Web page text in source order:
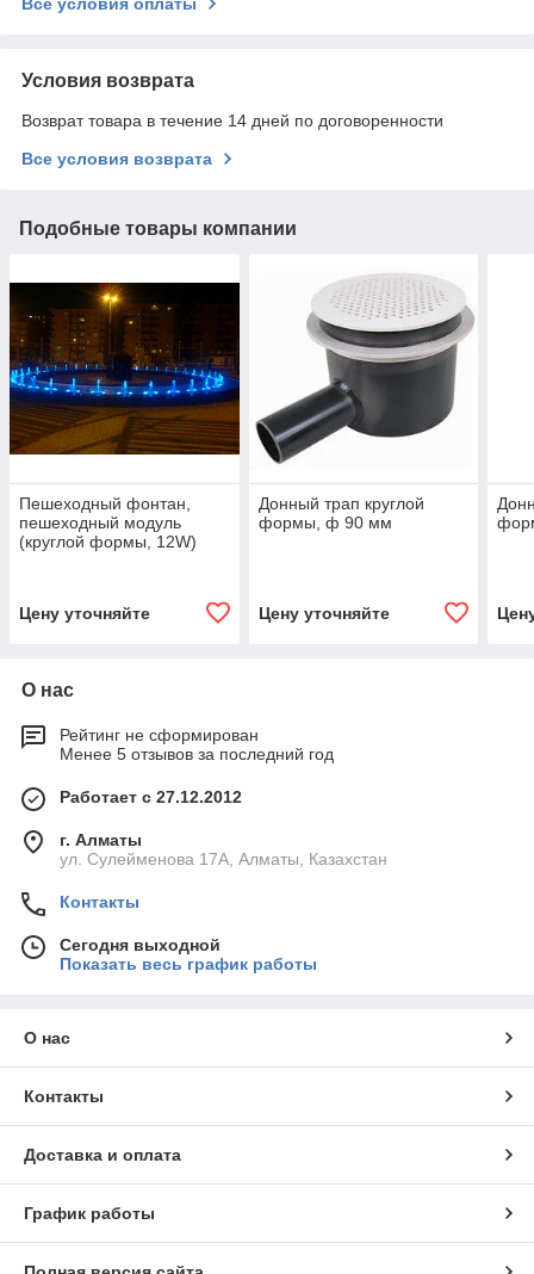
Условия возврата
Возврат товара в течение 14 дней по договоренности
Все условия возврата
Подобные товары компании
Пешеходный фонтан,
пешеходный модуль
(круглой формы, 12W)
Цену уточняйте
Донный трап круглой
формы, ф 90 мм
Цену уточняйте
О нас
Рейтинг не сформирован
Менее 5 отзывов за последний год
Работает с 27.12.2012
г. Алматы
ул. Сулейменова 17А, Алматы, Казахстан
Контакты
Сегодня выходной
Показать весь график работы
О нас
Контакты
Доставка и оплата
График работы